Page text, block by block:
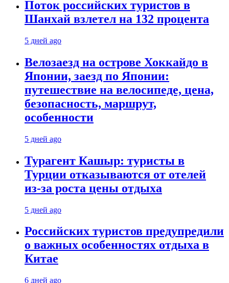
Поток российских туристов в
Шанхай взлетел на 132 процента
5 дней ago
Велозаезд на острове Хоккайдо в
Японии, заезд по Японии:
путешествие на велосипеде, цена,
безопасность, маршрут,
особенности
5 дней ago
Турагент Кашыр: туристы в
Турции отказываются от отелей
из-за роста цены отдыха
5 дней ago
Российских туристов предупредили
о важных особенностях отдыха в
Китае
6 дней ago